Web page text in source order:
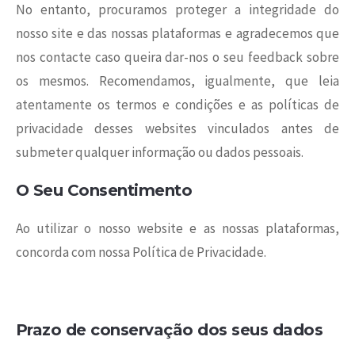
No entanto, procuramos proteger a integridade do
nosso site e das nossas plataformas e agradecemos que
nos contacte caso queira dar-nos o seu feedback sobre
os mesmos. Recomendamos, igualmente, que leia
atentamente os termos e condições e as políticas de
privacidade desses websites vinculados antes de
submeter qualquer informação ou dados pessoais.
O Seu Consentimento
Ao utilizar o nosso website e as nossas plataformas,
concorda com nossa Política de Privacidade.
Prazo de conservação dos seus dados